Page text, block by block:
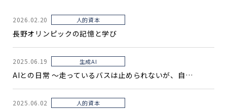
2026.02.20 人的資本
長野オリンピックの記憶と学び
2025.06.19 生成AI
AIとの日常 〜走っているバスは止められないが、自…
2025.06.02 人的資本